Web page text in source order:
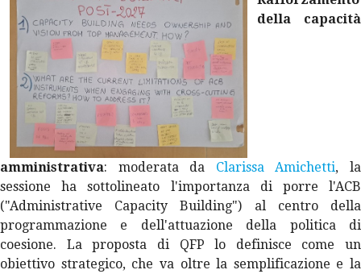
della capacità
amministrativa: moderata da Clarissa Amichetti, la
sessione ha sottolineato l'importanza di porre l'ACB
("Administrative Capacity Building") al centro della
programmazione e dell'attuazione della politica di
coesione. La proposta di QFP lo definisce come un
obiettivo strategico, che va oltre la semplificazione e la